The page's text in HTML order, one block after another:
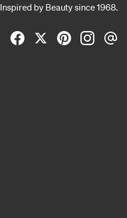
Inspired by Beauty since 1968.